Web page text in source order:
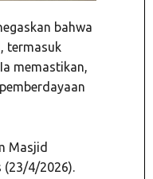
bahwa
termasuk
memastikan,
Masjid
(23/4/2026).